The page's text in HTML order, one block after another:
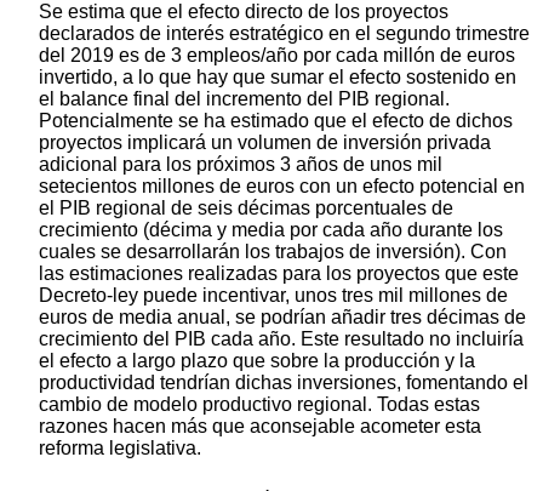
Se estima que el efecto directo de los proyectos
declarados de interés estratégico en el segundo trimestre
del 2019 es de 3 empleos/año por cada millón de euros
invertido, a lo que hay que sumar el efecto sostenido en
el balance final del incremento del PIB regional.
Potencialmente se ha estimado que el efecto de dichos
proyectos implicará un volumen de inversión privada
adicional para los próximos 3 años de unos mil
setecientos millones de euros con un efecto potencial en
el PIB regional de seis décimas porcentuales de
crecimiento (décima y media por cada año durante los
cuales se desarrollarán los trabajos de inversión). Con
las estimaciones realizadas para los proyectos que este
Decreto-ley puede incentivar, unos tres mil millones de
euros de media anual, se podrían añadir tres décimas de
crecimiento del PIB cada año. Este resultado no incluiría
el efecto a largo plazo que sobre la producción y la
productividad tendrían dichas inversiones, fomentando el
cambio de modelo productivo regional. Todas estas
razones hacen más que aconsejable acometer esta
reforma legislativa.